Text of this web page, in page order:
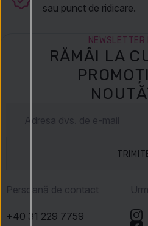
sau punct de ridicare.
NEWSLETTER
RĂMÂI LA
Persoană de contact
+40 31 229 7759